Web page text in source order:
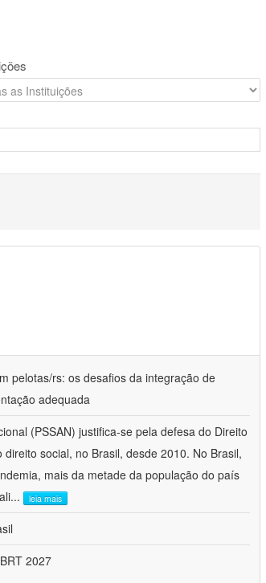
pelotas/rs: os desafios da integração de
adequada
(PSSAN) justifica-se pela defesa do Direito
social, no Brasil, desde 2010. No Brasil,
mais da metade da população do país 
... leia mais
2027